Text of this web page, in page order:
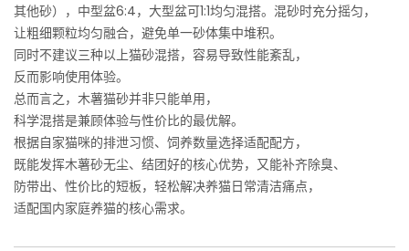
其他砂），中型盆6:4，大型盆可1:1均匀混搭。混砂时充分摇匀，
让粗细颗粒均匀融合，避免单一砂体集中堆积。
同时不建议三种以上猫砂混搭，容易导致性能紊乱，
反而影响使用体验。
总而言之，木薯猫砂并非只能单用，
科学混搭是兼顾体验与性价比的最优解。
根据自家猫咪的排泄习惯、饲养数量选择适配配方，
既能发挥木薯砂无尘、结团好的核心优势，又能补齐除臭、
防带出、性价比的短板，轻松解决养猫日常清洁痛点，
适配国内家庭养猫的核心需求。